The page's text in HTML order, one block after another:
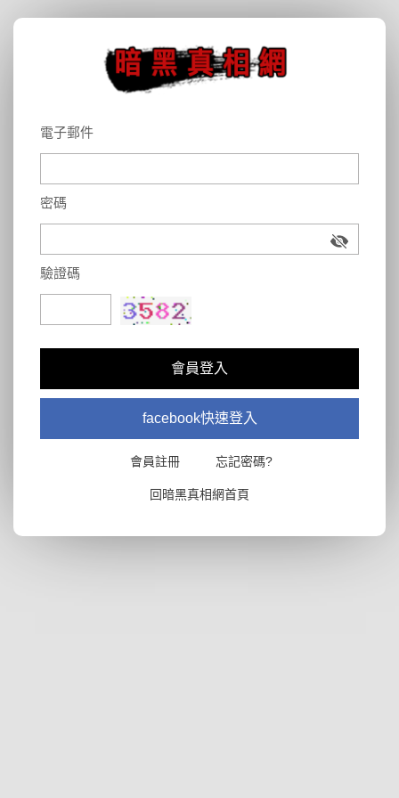
電子郵件
密碼
驗證碼
會員登入
facebook快速登入
會員註冊 忘記密碼?
回暗黑真相網首頁